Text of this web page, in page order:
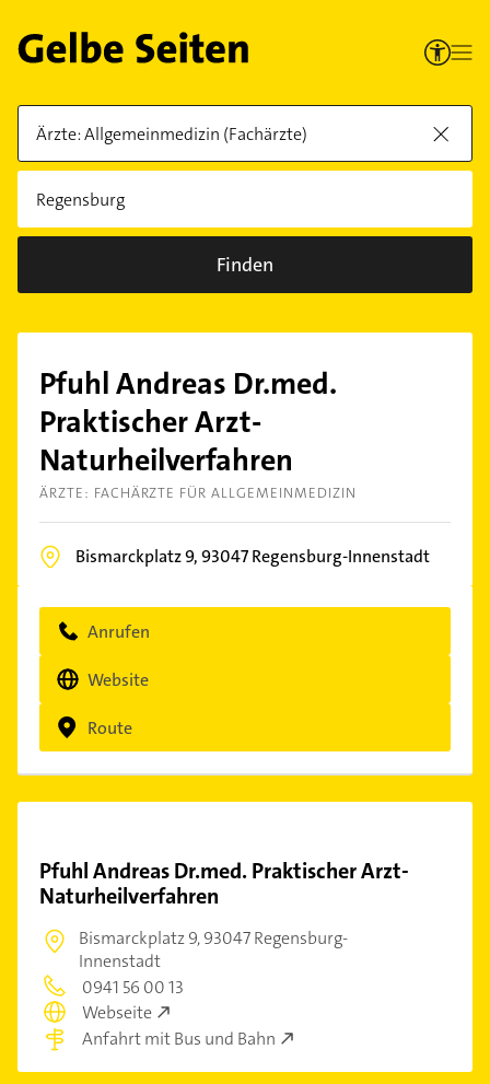
Finden
Pfuhl Andreas Dr.med.
Praktischer Arzt-
Naturheilverfahren
ÄRZTE: FACHÄRZTE FÜR ALLGEMEINMEDIZIN
Bismarckplatz 9,93047Regensburg-Innenstadt
Anrufen
Website
Route
Pfuhl Andreas Dr.med. Praktischer Arzt-
Naturheilverfahren
Bismarckplatz 9,93047 Regensburg-
Innenstadt
0941 56 00 13
Webseite
Anfahrt mit Bus und Bahn